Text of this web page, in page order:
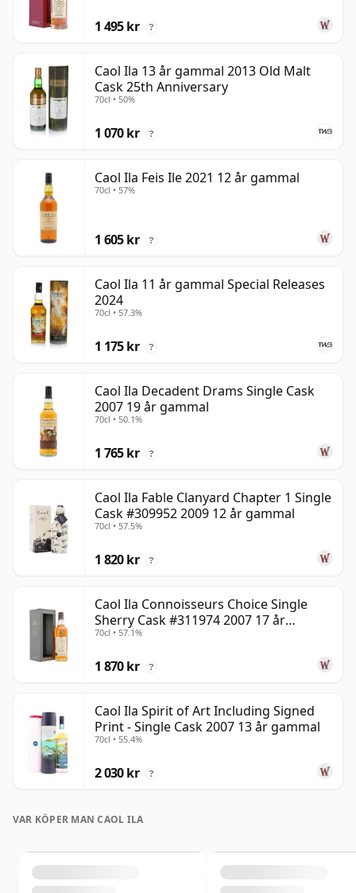
1 495 kr ?
Caol Ila 13 år gammal 2013 Old Malt
Cask 25th Anniversary
70cl • 50%
1 070 kr ?
Caol Ila Feis Ile 2021 12 år gammal
70cl • 57%
1 605 kr ?
Caol Ila 11 år gammal Special Releases
2024
70cl • 57.3%
1 175 kr ?
Caol Ila Decadent Drams Single Cask
2007 19 år gammal
70cl • 50.1%
1 765 kr ?
Caol Ila Fable Clanyard Chapter 1 Single
Cask #309952 2009 12 år gammal
70cl • 57.5%
1 820 kr ?
Caol Ila Connoisseurs Choice Single
Sherry Cask #311974 2007 17 år
gammal
70cl • 57.1%
1 870 kr ?
Caol Ila Spirit of Art Including Signed
Print - Single Cask 2007 13 år gammal
70cl • 55.4%
2 030 kr ?
VAR KÖPER MAN CAOL ILA